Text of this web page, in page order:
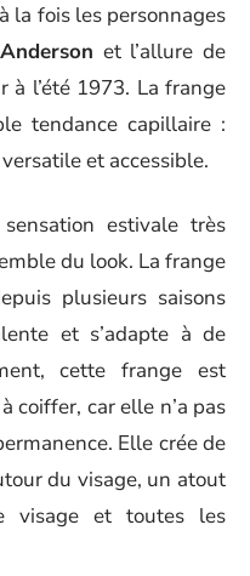
la fois les personnages
et l’allure de
à l’été 1973. La frange
tendance capillaire :
et accessible.
estivale très
du look. La frange
plusieurs saisons
et s’adapte à de
cette frange est
coiffer, car elle n’a pas
Elle crée de
du visage, un atout
visage et toutes les